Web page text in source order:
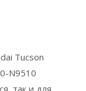
Tucson
N9510
так и для